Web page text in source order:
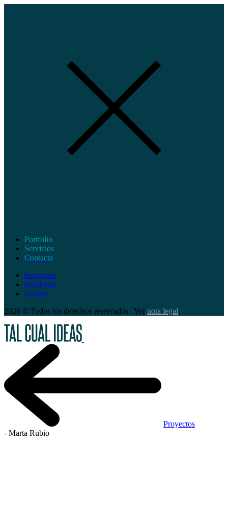
Portfolio
Servicios
Contacta
Instagram
Facebook
Twitter
2026 © Todos los derechos reservados | Ver nota legal.
Proyectos
- Marta Rubio